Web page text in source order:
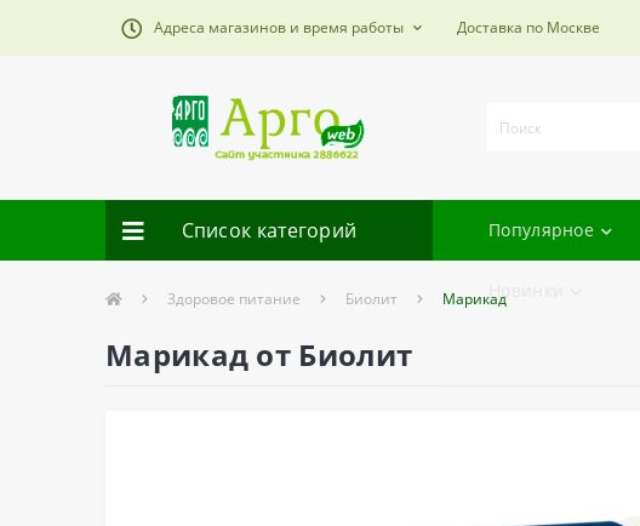
Адреса магазинов и время работы Доставка по Москве
Список категорий Популярное
Здоровое питание Биолит Марикад
Марикад от Биолит